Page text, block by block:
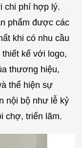
chi phí hợp lý.
phẩm được các
khi có nhu cầu
kế với logo,
thương hiệu,
thể hiện sự
nội bộ như lễ kỷ
chợ, triển lãm.